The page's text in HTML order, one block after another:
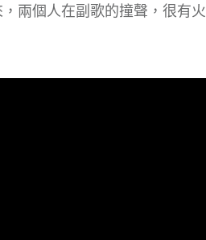
兩個人在副歌的撞聲，很有火